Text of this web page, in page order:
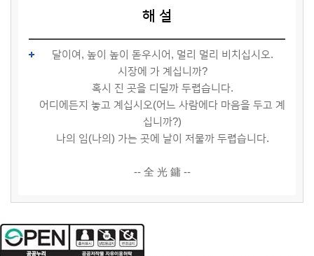
해 설
달이여, 높이 높이 돋우시어, 멀리 멀리 비치십시오.
시장에 가 계십니까?
혹시 진 곳을 디딜까 두렵습니다.
어디에든지 놓고 계십시오(어느 사람에다 마음을 두고 계
십니까?)
나의 임(나의) 가는 곳에 날이 저물까 두렵습니다.
-- 全 光 鏞 --